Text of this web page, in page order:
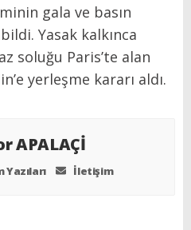
gala ve basın
Yasak kalkınca
soluğu Paris’te alan
yerleşme kararı aldı.
APALAÇİ
Yazıları İletişim